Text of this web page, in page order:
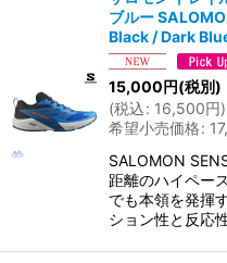
ブルー
Black / Dark
15,000円(税別)
(税込: 16,500円)
希望小売価格:
SALOMON
距離のハイペー
でも本領を発揮
ション性と反応